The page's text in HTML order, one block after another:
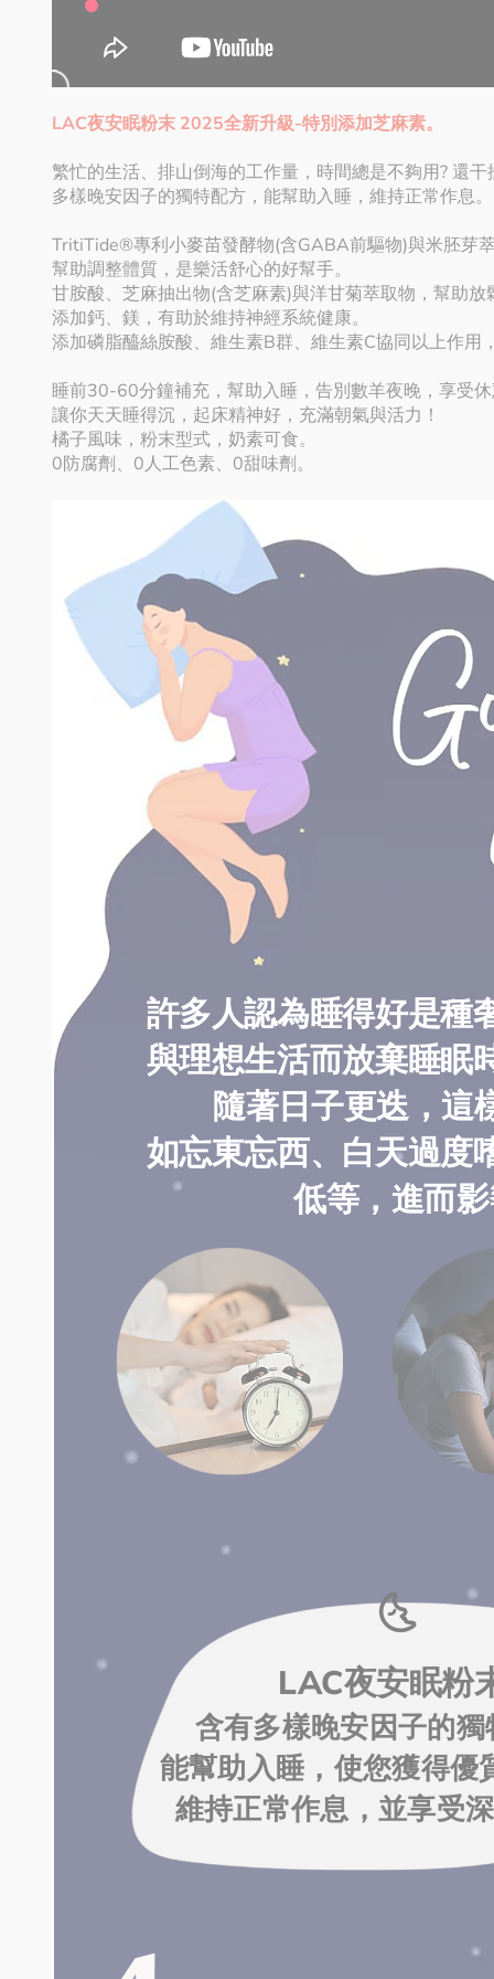
LAC夜安眠粉末 2025全新升級-特別添加芝麻素。
繁忙的生活、排山倒海的工作量，時間總是不夠用? 還
多樣晚安因子的獨特配方，能幫助入睡，維持正常作息。
TritiTide®專利小麥苗發酵物(含GABA前驅物)與米胚芽
幫助調整體質，是樂活舒心的好幫手。
甘胺酸、芝麻抽出物(含芝麻素)與洋甘菊萃取物，幫助
添加鈣、鎂，有助於維持神經系統健康。
添加磷脂醯絲胺酸、維生素B群、維生素C協同以上作用
睡前30-60分鐘補充，幫助入睡，告別數羊夜晚，享受
讓你天天睡得沉，起床精神好，充滿朝氣與活力！
橘子風味，粉末型式，奶素可食。
0防腐劑、0人工色素、0甜味劑。
許多人認為睡得好是種
與理想生活而放棄睡眠
隨著日子更迭，
如忘東忘西、白天過度
低等，進而
LAC夜安眠粉
含有多樣晚安因子的
能幫助入睡，使您獲得
維持正常作息，並享受
🌜️